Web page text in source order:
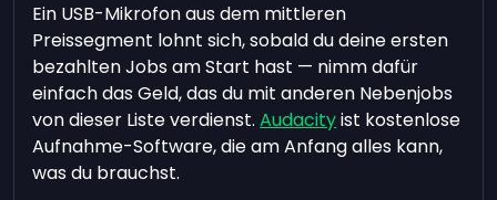
Ein USB-Mikrofon aus dem mittleren
Preissegment lohnt sich, sobald du deine ersten
bezahlten Jobs am Start hast — nimm dafür
einfach das Geld, das du mit anderen Nebenjobs
von dieser Liste verdienst.Audacityist kostenlose
Aufnahme-Software, die am Anfang alles kann,
was du brauchst.